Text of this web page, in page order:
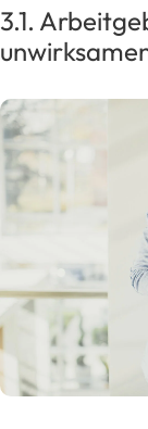
3.1.